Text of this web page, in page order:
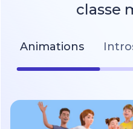
classe
Animations